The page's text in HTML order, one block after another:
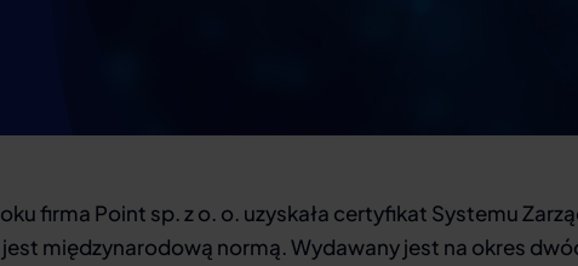
firma Point sp. z o. o. uzyskała certyfikat Systemu
międzynarodową normą. Wydawany jest na okres